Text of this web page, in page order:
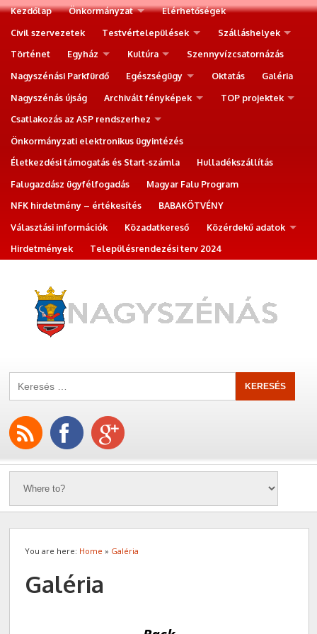
Kezdőlap Önkormányzat
Elérhetőségek
Civil szervezetek
Testvértelepülések
Szálláshelyek
Történet
Egyház Kultúra
Szennyvízcsatornázás
Nagyszénási Parkfürdő
Egészségügy Oktatás
Galéria
Nagyszénás újság
Archivált fényképek
TOP projektek
Csatlakozás az ASP rendszerhez
Önkormányzati elektronikus ügyintézés
Életkezdési támogatás és Start-számla
Hulladékszállítás
Falugazdász ügyfélfogadás
Magyar Falu Program
NFK hirdetmény – értékesítés
BABAKÖTVÉNY
Választási információk
Közadatkereső
Közérdekű adatok
Hirdetmények
Településrendezési terv 2024
You are here: Home » Galéria
Galéria